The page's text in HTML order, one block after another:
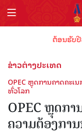
ຕ້ອນຮັບປີ
ຂ່າວຕ່າງປະເທດ
OPEC ​ຫຼຸດ​​ການ​ຄາດ​ຄະ​ເ
ທົ່ວໂລກ​
OPEC ​ຫຼຸດ​​ກາ
ຄວາມ​ຕ້ອງ​ກາ